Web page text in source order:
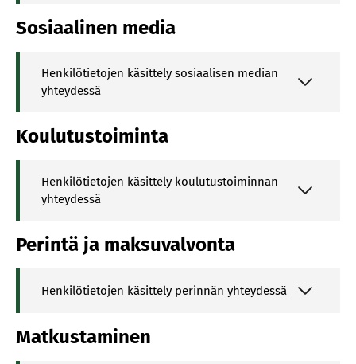
Sosiaalinen media
Henkilötietojen käsittely sosiaalisen median
yhteydessä
Koulutustoiminta
Henkilötietojen käsittely koulutustoiminnan
yhteydessä
Perintä ja maksuvalvonta
Henkilötietojen käsittely perinnän yhteydessä
Matkustaminen